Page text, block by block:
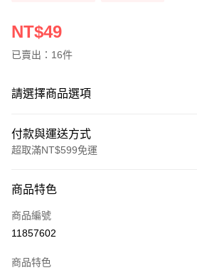
NT$49
已賣出：16件
請選擇商品選項
付款與運送方式
超取滿NT$599免運
信用卡一次付款
超商取貨付款
商品特色
商品編號
11857602
商品特色